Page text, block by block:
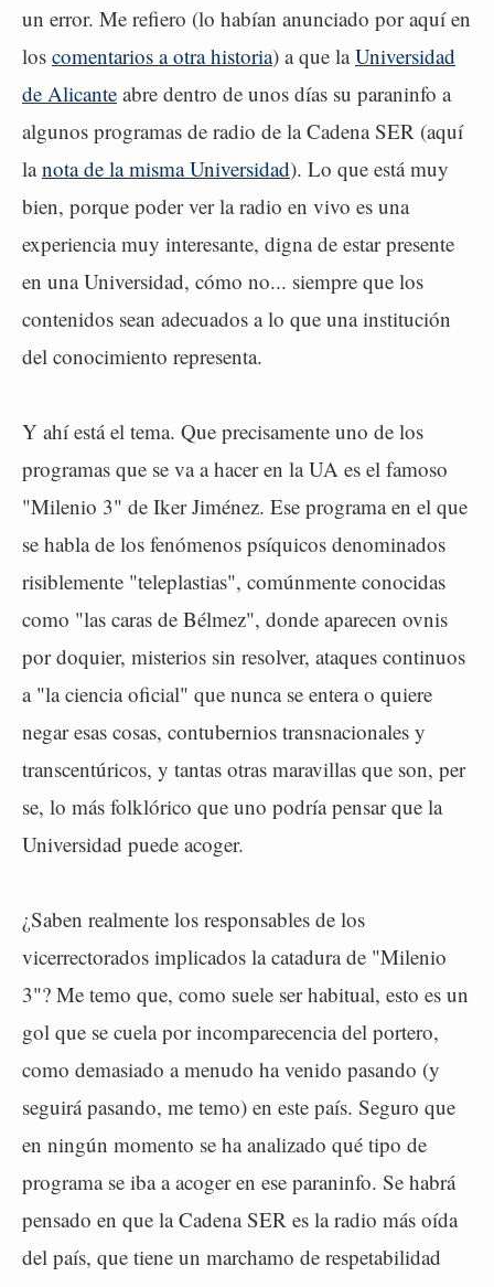
un error. Me refiero (lo habían anunciado por aquí en
los comentarios a otra historia) a que laUniversidad
de Alicante abre dentro de unos días su paraninfo a
algunos programas de radio de la Cadena SER (aquí
lanota de la misma Universidad). Lo que está muy
bien, porque poder ver la radio en vivo es una
experiencia muy interesante, digna de estar presente
en una Universidad, cómo no... siempre que los
contenidos sean adecuados a lo que una institución
del conocimiento representa.
Y ahí está el tema. Que precisamente uno de los
programas que se va a hacer en la UA es el famoso
"Milenio 3" de Iker Jiménez. Ese programa en el que
se habla de los fenómenos psíquicos denominados
risiblemente "teleplastias", comúnmente conocidas
como "las caras de Bélmez", donde aparecen ovnis
por doquier, misterios sin resolver, ataques continuos
a "la ciencia oficial" que nunca se entera o quiere
negar esas cosas, contubernios transnacionales y
transcentúricos, y tantas otras maravillas que son, per
se, lo más folklórico que uno podría pensar que la
Universidad puede acoger.
¿Saben realmente los responsables de los
vicerrectorados implicados la catadura de "Milenio
3"? Me temo que, como suele ser habitual, esto es un
gol que se cuela por incomparecencia del portero,
como demasiado a menudo ha venido pasando (y
seguirá pasando, me temo) en este país. Seguro que
en ningún momento se ha analizado qué tipo de
programa se iba a acoger en ese paraninfo. Se habrá
pensado en que la Cadena SER es la radio más oída
del país, que tiene un marchamo de respetabilidad